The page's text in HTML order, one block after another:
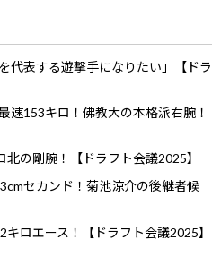
代表する遊撃手になりたい」【ドラ
速153キロ！佛教大の本格派右腕！
の剛腕！【ドラフト会議2025】
セカンド！菊池涼介の後継者候
ロエース！【ドラフト会議2025】